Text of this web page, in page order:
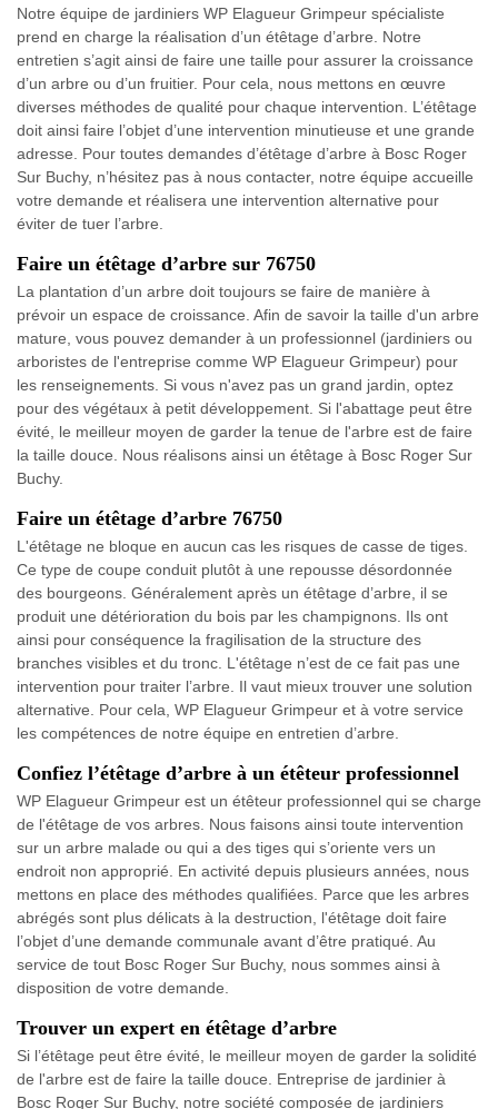
Notre équipe de jardiniers WP Elagueur Grimpeur spécialiste
prend en charge la réalisation d’un étêtage d’arbre. Notre
entretien s’agit ainsi de faire une taille pour assurer la croissance
d’un arbre ou d’un fruitier. Pour cela, nous mettons en œuvre
diverses méthodes de qualité pour chaque intervention. L’étêtage
doit ainsi faire l’objet d’une intervention minutieuse et une grande
adresse. Pour toutes demandes d’étêtage d’arbre à Bosc Roger
Sur Buchy, n’hésitez pas à nous contacter, notre équipe accueille
votre demande et réalisera une intervention alternative pour
éviter de tuer l’arbre.
Faire un étêtage d’arbre sur 76750
La plantation d’un arbre doit toujours se faire de manière à
prévoir un espace de croissance. Afin de savoir la taille d'un arbre
mature, vous pouvez demander à un professionnel (jardiniers ou
arboristes de l'entreprise comme WP Elagueur Grimpeur) pour
les renseignements. Si vous n'avez pas un grand jardin, optez
pour des végétaux à petit développement. Si l'abattage peut être
évité, le meilleur moyen de garder la tenue de l'arbre est de faire
la taille douce. Nous réalisons ainsi un étêtage à Bosc Roger Sur
Buchy.
Faire un étêtage d’arbre 76750
L'étêtage ne bloque en aucun cas les risques de casse de tiges.
Ce type de coupe conduit plutôt à une repousse désordonnée
des bourgeons. Généralement après un étêtage d’arbre, il se
produit une détérioration du bois par les champignons. Ils ont
ainsi pour conséquence la fragilisation de la structure des
branches visibles et du tronc. L'étêtage n’est de ce fait pas une
intervention pour traiter l’arbre. Il vaut mieux trouver une solution
alternative. Pour cela, WP Elagueur Grimpeur et à votre service
les compétences de notre équipe en entretien d’arbre.
Confiez l’étêtage d’arbre à un étêteur professionnel
WP Elagueur Grimpeur est un étêteur professionnel qui se charge
de l'étêtage de vos arbres. Nous faisons ainsi toute intervention
sur un arbre malade ou qui a des tiges qui s’oriente vers un
endroit non approprié. En activité depuis plusieurs années, nous
mettons en place des méthodes qualifiées. Parce que les arbres
abrégés sont plus délicats à la destruction, l'étêtage doit faire
l’objet d’une demande communale avant d’être pratiqué. Au
service de tout Bosc Roger Sur Buchy, nous sommes ainsi à
disposition de votre demande.
Trouver un expert en étêtage d’arbre
Si l’étêtage peut être évité, le meilleur moyen de garder la solidité
de l'arbre est de faire la taille douce. Entreprise de jardinier à
Bosc Roger Sur Buchy, notre société composée de jardiniers